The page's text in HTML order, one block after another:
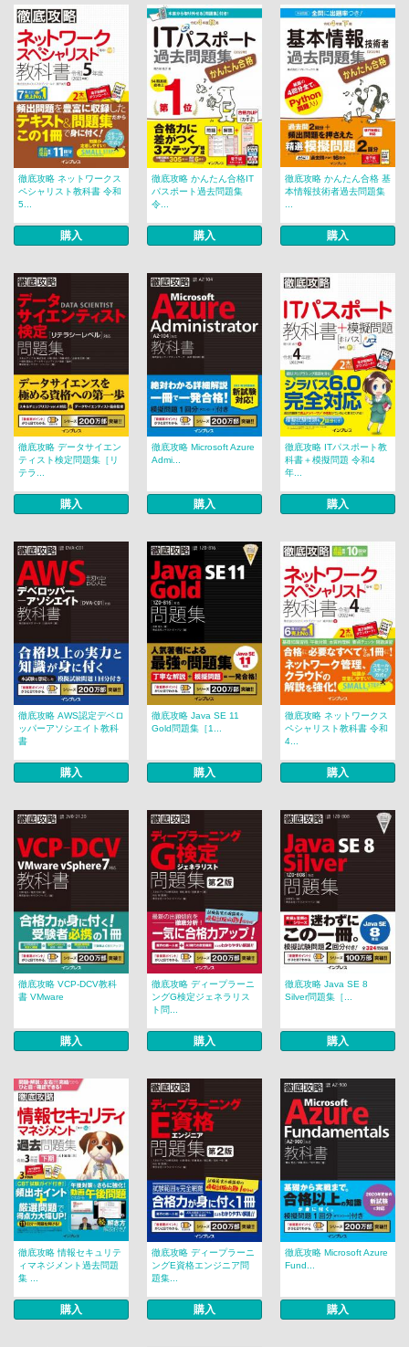
徹底攻略 ネットワークス
ペシャリスト教科書 令和
5...
購入
徹底攻略 かんたん合格IT
パスポート過去問題集
令...
購入
徹底攻略 かんたん合格 基
本情報技術者過去問題集
購入
徹底攻略 データサイエン
ティスト検定問題集［リ
テラ...
購入
徹底攻略 Microsoft Azure
Admi...
購入
徹底攻略 ITパスポート教
科書＋模擬問題 令和4
年...
購入
徹底攻略 AWS認定デベロ
ッパーアソシエイト教科
書
購入
徹底攻略 Java SE 11
Gold問題集［1...
購入
徹底攻略 ネットワークス
ペシャリスト教科書 令和
4...
購入
徹底攻略 VCP-DCV教科
書 VMware
購入
徹底攻略 ディープラーニ
ングG検定ジェネラリス
ト問...
購入
徹底攻略 Java SE 8
Silver問題集［...
購入
徹底攻略 情報セキュリテ
ィマネジメント過去問題
集 ...
購入
徹底攻略 ディープラーニ
ングE資格エンジニア問
題集...
購入
徹底攻略 Microsoft Azure
Fund...
購入